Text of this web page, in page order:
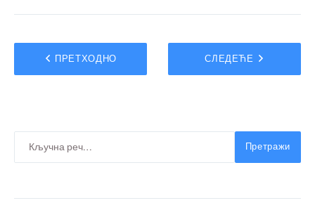
ПРЕТХОДНО СЛЕДЕЋЕ
Претражи